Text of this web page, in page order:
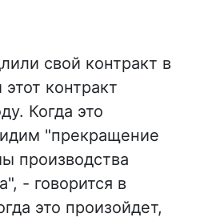
свой контракт в
контракт
Когда это
"прекращение
производства
- говорится в
это произойдет,